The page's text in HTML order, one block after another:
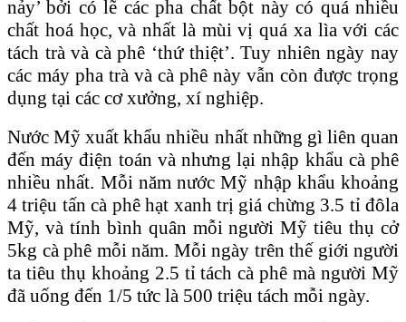
nảy’ bởi có lẽ các pha chất bột này có quá nhiều
chất hoá học, và nhất là mùi vị quá xa lìa với các
tách trà và cà phê ‘thứ thiệt’. Tuy nhiên ngày nay
các máy pha trà và cà phê này vẫn còn được trọng
dụng tại các cơ xưởng, xí nghiệp.
Nước Mỹ xuất khẩu nhiều nhất những gì liên quan
đến máy điện toán và nhưng lại nhập khẩu cà phê
nhiều nhất. Mỗi năm nước Mỹ nhập khẩu khoảng
4 triệu tấn cà phê hạt xanh trị giá chừng 3.5 tỉ đôla
Mỹ, và tính bình quân mỗi người Mỹ tiêu thụ cở
5kg cà phê mỗi năm. Mỗi ngày trên thế giới người
ta tiêu thụ khoảng 2.5 tỉ tách cà phê mà người Mỹ
đã uống đến 1/5 tức là 500 triệu tách mỗi ngày.